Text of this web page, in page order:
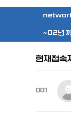
~02년
현재접속
001